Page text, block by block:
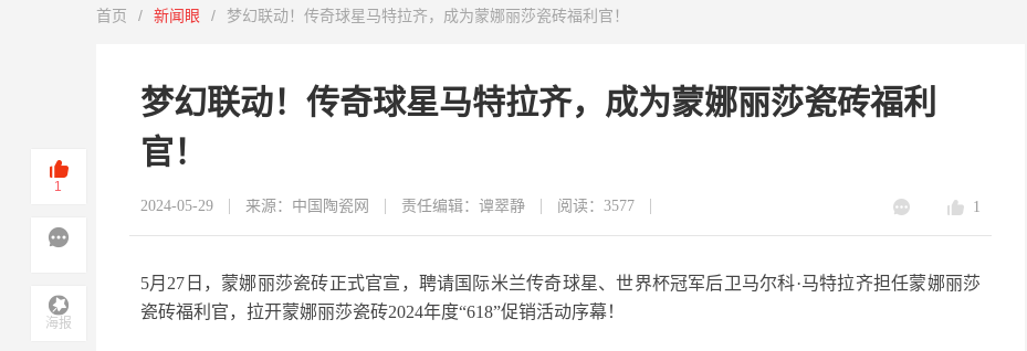
首页 / 新闻眼 / 梦幻联动！传奇球星马特拉齐，成为蒙娜丽莎瓷砖福利官！
梦幻联动！传奇球星马特拉齐，成为蒙娜丽莎瓷砖福利
官！
2024-05-29 来源：中国陶瓷网 责任编辑：谭翠静 阅读：3577 1
5月27日，蒙娜丽莎瓷砖正式官宣，聘请国际米兰传奇球星、世界杯冠军后卫马尔科·马特拉齐担任蒙娜丽莎
瓷砖福利官，拉开蒙娜丽莎瓷砖2024年度“618”促销活动序幕！
1
海报